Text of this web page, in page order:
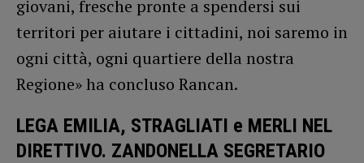
giovani, fresche pronte a spendersi sui
territori per aiutare i cittadini, noi saremo in
ogni città, ogni quartiere della nostra
Regione» ha concluso Rancan.
LEGA EMILIA, STRAGLIATI e MERLI NEL
DIRETTIVO. ZANDONELLA SEGRETARIO